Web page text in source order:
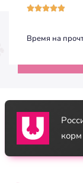

Время на